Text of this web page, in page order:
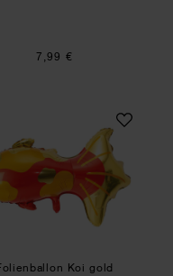
7,99 €
86x58,5cmFolienballon Koi
Koi gold